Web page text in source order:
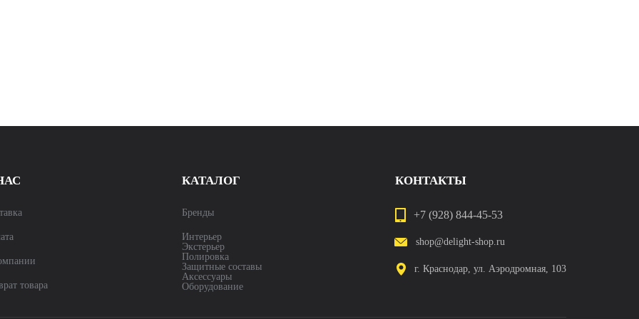
товара
КАТАЛОГ
Бренды
Интерьер
Экстерьер
Полировка
Защитные составы
Аксессуары
Оборудование
КОНТАКТЫ
+7 (928) 844-45-53
shop@delight-shop.ru
г. Краснодар, ул. Аэродромная, 103